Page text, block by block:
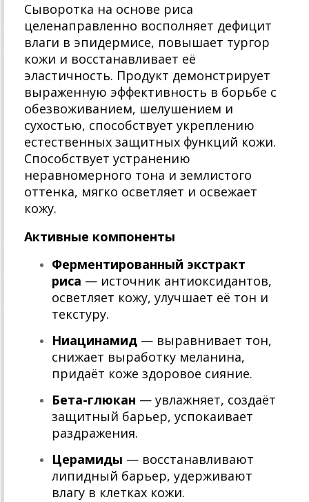
Сыворотка на основе риса
целенаправленно восполняет дефицит
влаги в эпидермисе, повышает тургор
кожи и восстанавливает её
эластичность. Продукт демонстрирует
выраженную эффективность в борьбе с
обезвоживанием, шелушением и
сухостью, способствует укреплению
естественных защитных функций кожи.
Способствует устранению
неравномерного тона и землистого
оттенка, мягко осветляет и освежает
кожу.
Активные компоненты
Ферментированный экстракт
риса — источник антиоксидантов,
осветляет кожу, улучшает её тон и
текстуру.
Ниацинамид — выравнивает тон,
снижает выработку меланина,
придаёт коже здоровое сияние.
Бета-глюкан — увлажняет, создаёт
защитный барьер, успокаивает
раздражения.
Церамиды — восстанавливают
липидный барьер, удерживают
влагу в клетках кожи.